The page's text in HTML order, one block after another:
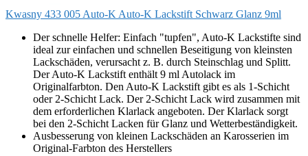
Kwasny 433 005 Auto-K Auto-K Lackstift Schwarz Glanz 9ml
Der schnelle Helfer: Einfach "tupfen", Auto-K Lackstifte sind
ideal zur einfachen und schnellen Beseitigung von kleinsten
Lackschäden, verursacht z. B. durch Steinschlag und Splitt.
Der Auto-K Lackstift enthält 9 ml Autolack im
Originalfarbton. Den Auto-K Lackstift gibt es als 1-Schicht
oder 2-Schicht Lack. Der 2-Schicht Lack wird zusammen mit
dem erforderlichen Klarlack angeboten. Der Klarlack sorgt
bei den 2-Schicht Lacken für Glanz und Wetterbeständigkeit.
Ausbesserung von kleinen Lackschäden an Karosserien im
Original-Farbton des Herstellers